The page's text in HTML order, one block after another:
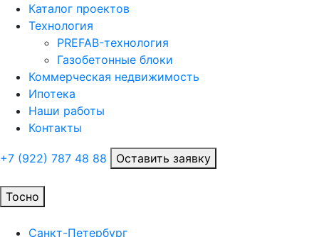
Каталог проектов
Технология
PREFAB-технология
Газобетонные блоки
Коммерческая недвижимость
Ипотека
Наши работы
Контакты
+7 (922) 787 48 88 Оставить заявку
Тосно
Санкт-Петербург